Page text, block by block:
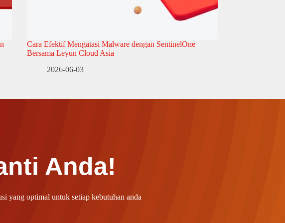
Cara Efektif Mengatasi Malware dengan SentinelOne
Bersama Leyun Cloud Asia
2026-06-03
Anda!
yang optimal untuk setiap kebutuhan anda